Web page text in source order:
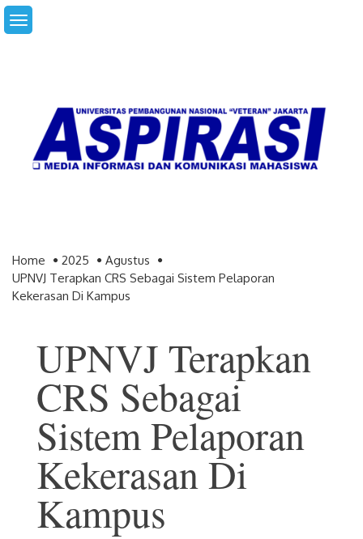
Skip
to
Home 2025
Agustus
UPNVJ Terapkan CRS Sebagai Sistem Pelaporan
Kekerasan Di Kampus
UPNVJ Terapkan
CRS Sebagai
Sistem Pelaporan
Kekerasan Di
Kampus